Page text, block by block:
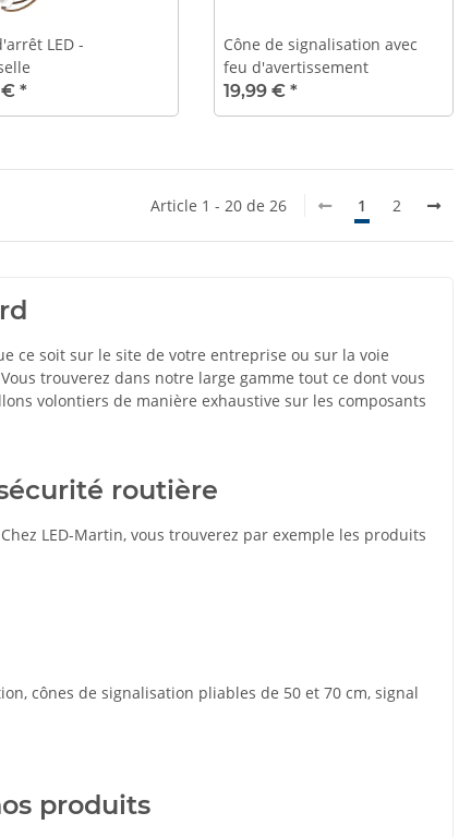
LED -
€ *
Cône de signalisation avec
feu d'avertissement
19,99 € *
Article 1 - 20 de 26 1 2
ce soit sur le site de votre entreprise ou sur la voie
trouverez dans notre large gamme tout ce dont vous
volontiers de manière exhaustive sur les composants
routière
LED-Martin, vous trouverez par exemple les produits
cônes de signalisation pliables de 50 et 70 cm, signal
produits